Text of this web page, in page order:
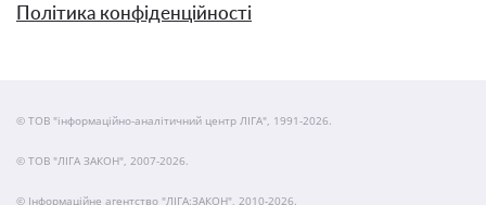
Політика конфіденційності
© ТОВ "інформаційно-аналітичний центр ЛІГА", 1991-2026.
© ТОВ "ЛІГА ЗАКОН", 2007-2026.
© Інформаційне агентство "ЛІГА:ЗАКОН", 2010-2026.